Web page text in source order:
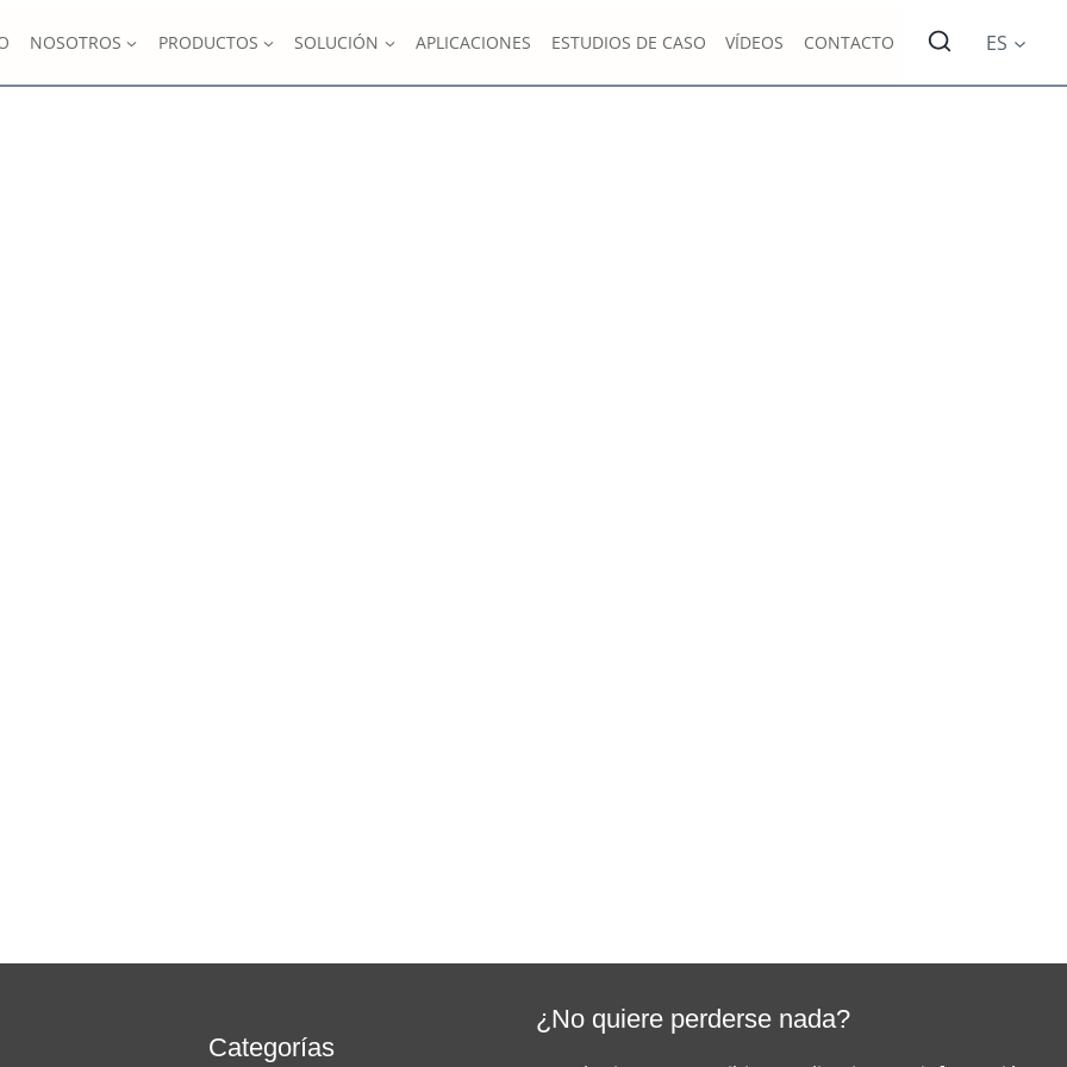
NOSOTROS PRODUCTOS SOLUCIÓN APLICACIONES ESTUDIOS DE CASO VÍDEOS CONTACTO ES
Categorías
¿No quiere perderse nada?